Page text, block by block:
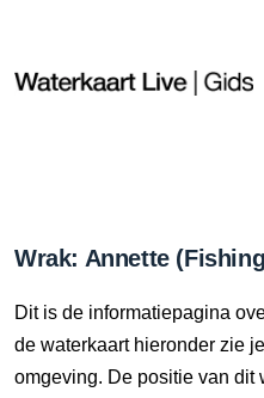
Wrak: Annette
Dit is de informatiepagina
de waterkaart hieronder zie
omgeving. De positie van dit